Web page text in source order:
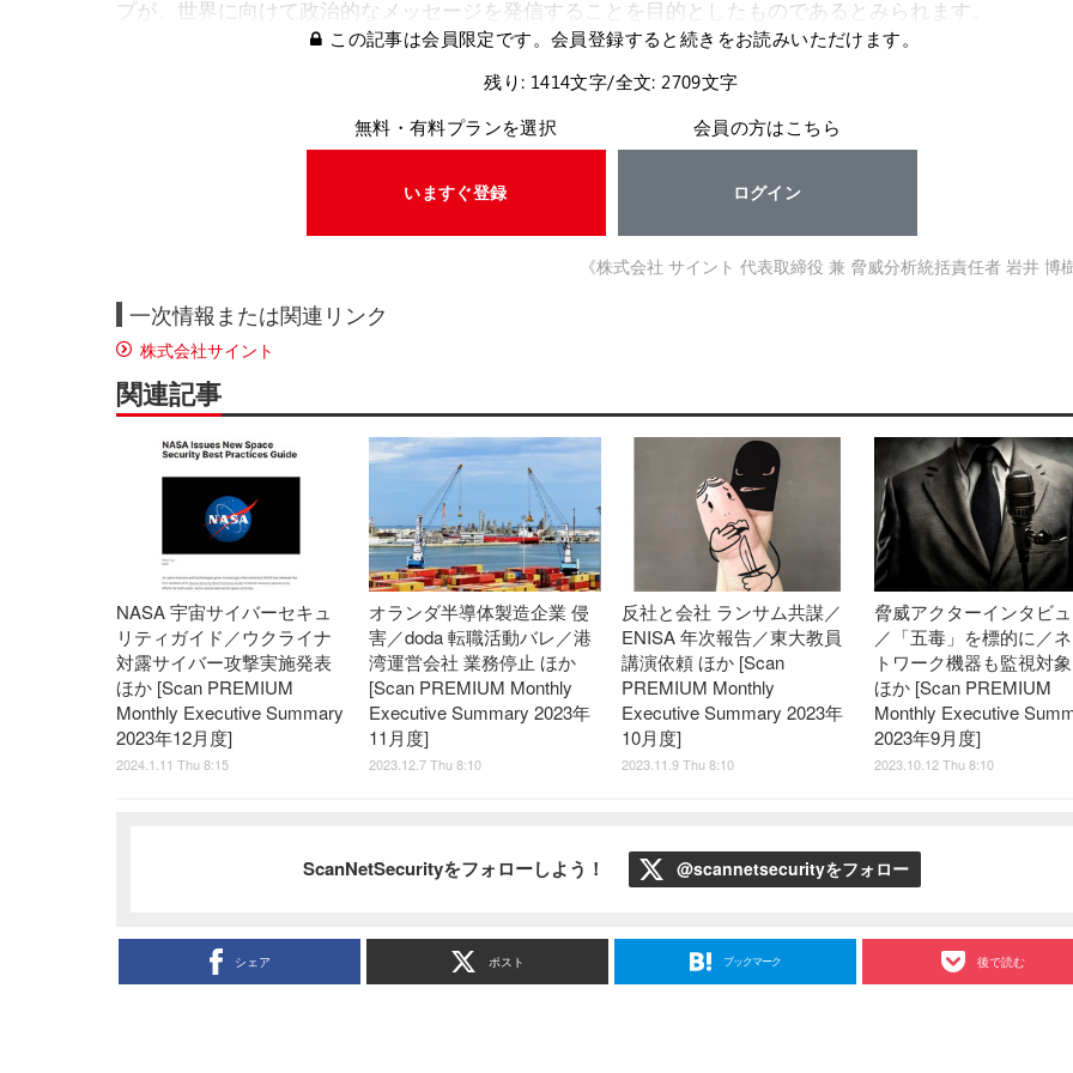
プが、世界に向けて政治的なメッセージを発信することを目的としたものであるとみられます。
この記事は会員限定です。会員登録すると続きをお読みいただけます。
残り: 1414文字/全文: 2709文字
無料・有料プランを選択
いますぐ登録
会員の方はこちら
ログイン
《株式会社 サイント 代表取締役 兼 脅威分析統括責任者 岩井 博
一次情報または関連リンク
株式会社サイント
関連記事
NASA 宇宙サイバーセキュ
リティガイド／ウクライナ
対露サイバー攻撃実施発表
ほか [Scan PREMIUM
Monthly Executive Summary
2023年12月度]
2024.1.11 Thu 8:15
オランダ半導体製造企業 侵
害／doda 転職活動バレ／港
湾運営会社 業務停止 ほか
[Scan PREMIUM Monthly
Executive Summary 2023年
11月度]
2023.12.7 Thu 8:10
反社と会社 ランサム共謀／
ENISA 年次報告／東大教員
講演依頼 ほか [Scan
PREMIUM Monthly
Executive Summary 2023年
10月度]
2023.11.9 Thu 8:10
脅威アクターインタビ
／「五毒」を標的に／
トワーク機器も監視対
ほか [Scan PREMIUM
Monthly Executive
2023年9月度]
2023.10.12 Thu 8:10
ScanNetSecurityをフォローしよう！ @scannetsecurityをフォロー
シェア ポスト ブックマーク 後で読む